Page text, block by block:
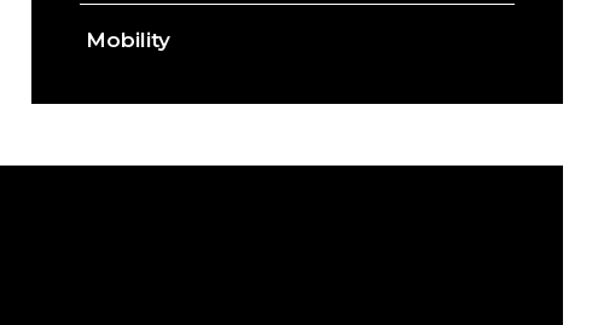
Mobility